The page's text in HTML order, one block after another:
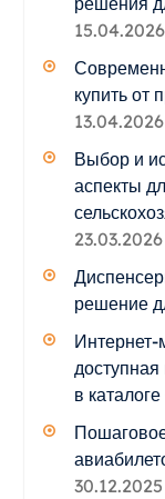
15.04.2026
купить от
13.04.2026
Выбор и
аспекты
23.03.2026
решение
в каталоге
30.12.2025